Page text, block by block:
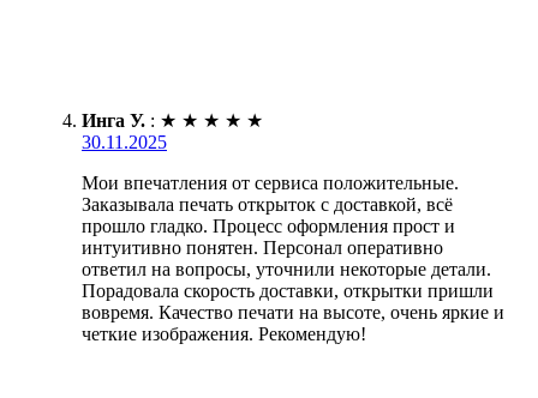
Инга У. : ★ ★ ★ ★ ★
30.11.2025
Мои впечатления от сервиса положительные.
Заказывала печать открыток с доставкой, всё
прошло гладко. Процесс оформления прост и
интуитивно понятен. Персонал оперативно
ответил на вопросы, уточнили некоторые детали.
Порадовала скорость доставки, открытки пришли
вовремя. Качество печати на высоте, очень яркие и
четкие изображения. Рекомендую!